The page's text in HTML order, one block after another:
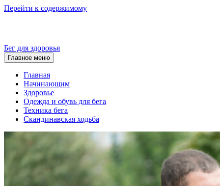
Перейти к содержимому
Бег для здоровья
Главное меню
Главная
Начинающим
Здоровье
Одежда и обувь для бега
Техника бега
Скандинавская ходьба